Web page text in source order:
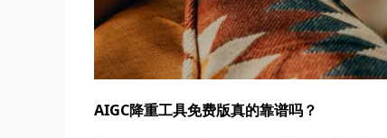
AIGC降重工具免费版真的靠谱吗？